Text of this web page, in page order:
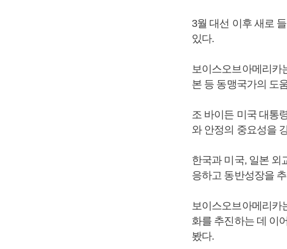
3월 대선 이후 새로
있다.
보이스오브아메리카
본 등 동맹국가의 도
조 바이든 미국 대통
와 안정의 중요성을
한국과 미국, 일본 외
응하고 동반성장을
보이스오브아메리카
화를 추진하는 데 이
봤다.